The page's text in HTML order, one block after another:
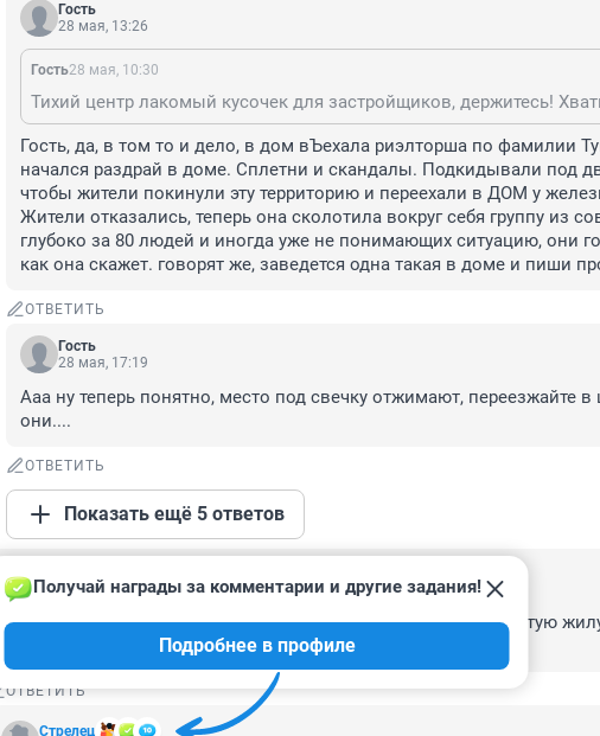
Гость
28 мая, 13:26
Гость28 мая, 10:30
Гость, да, в том то и дело, в дом вЪехала риэлторша по фамилии
начался раздрай в доме. Сплетни и скандалы. Подкидывали под
чтобы жители покинули эту территорию и переехали в ДОМ у
Жители отказались, теперь она сколотила вокруг себя группу из
глубоко за 80 людей и иногда уже не понимающих ситуацию, они
как она скажет. говорят же, заведется одна такая в доме и пиши
ОТВЕТИТЬ
Гость
28 мая, 17:19
Ааа ну теперь понятно, место под свечку отжимают, переезжайте в
они....
ОТВЕТИТЬ
Показать ещё 5 ответов
26 мая, 13:14
Вот ведь куча проблем по управлению МКД, а борьба за золотую
ОТВЕТИТЬ
Стрелец
Получай награды за комментарии и другие задания!
Подробнее в профиле